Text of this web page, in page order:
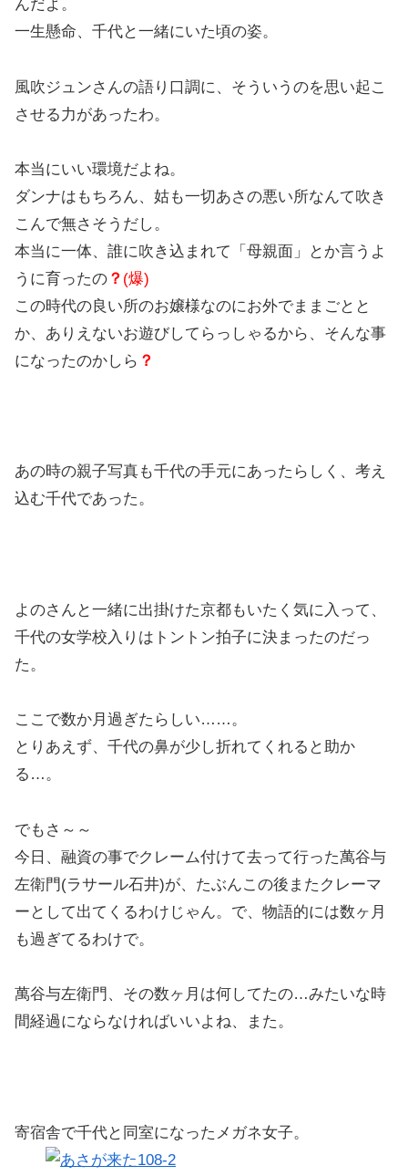
んだよ。
一生懸命、千代と一緒にいた頃の姿。
風吹ジュンさんの語り口調に、そういうのを思い起こ
させる力があったわ。
本当にいい環境だよね。
ダンナはもちろん、姑も一切あさの悪い所なんて吹き
こんで無さそうだし。
本当に一体、誰に吹き込まれて「母親面」とか言うよ
うに育ったの ？ (爆)
この時代の良い所のお嬢様なのにお外でままごとと
か、ありえないお遊びしてらっしゃるから、そんな事
になったのかしら ？
あの時の親子写真も千代の手元にあったらしく、考え
込む千代であった。
よのさんと一緒に出掛けた京都もいたく気に入って、
千代の女学校入りはトントン拍子に決まったのだっ
た。
ここで数か月過ぎたらしい……。
とりあえず、千代の鼻が少し折れてくれると助か
る…。
でもさ～～
今日、融資の事でクレーム付けて去って行った萬谷与
左衛門(ラサール石井)が、たぶんこの後またクレーマ
ーとして出てくるわけじゃん。で、物語的には数ヶ月
も過ぎてるわけで。
萬谷与左衛門、その数ヶ月は何してたの…みたいな時
間経過にならなければいいよね、また。
寄宿舎で千代と同室になったメガネ女子。